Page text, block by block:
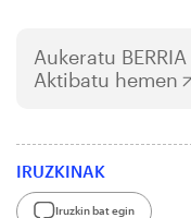
Aukeratu BERRIA
Aktibatu hemen
IRUZKINAK
Iruzkin bat egin